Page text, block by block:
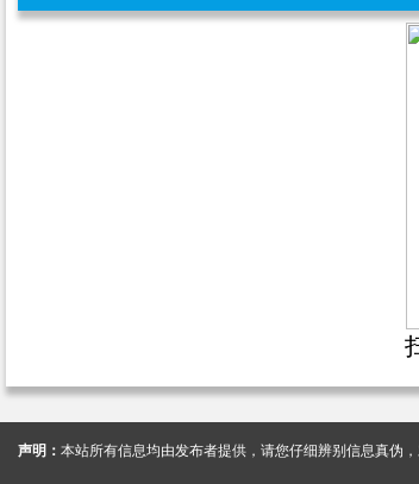
声明： 本站所有信息均由发布者提供，请您仔细辨别信息真伪